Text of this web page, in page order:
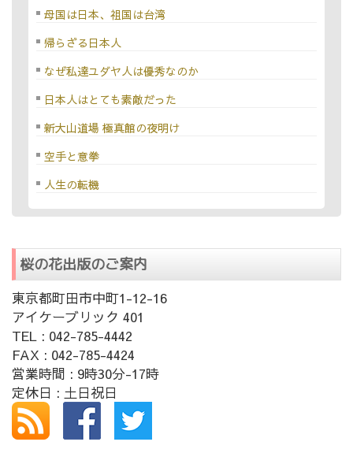
母国は日本、祖国は台湾
帰らざる日本人
なぜ私達ユダヤ人は優秀なのか
日本人はとても素敵だった
新大山道場 極真館の夜明け
空手と意拳
人生の転機
桜の花出版のご案内
東京都町田市中町1-12-16
アイケーブリック 401
TEL : 042-785-4442
FAX : 042-785-4424
営業時間 : 9時30分-17時
定休日 : 土日祝日